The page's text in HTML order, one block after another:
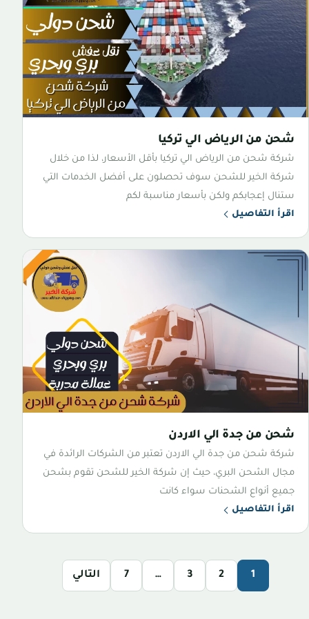
شحن من الرياض الي تركيا
شركة شحن من الرياض الي تركيا بأقل الأسعار، لذا من خلال
شركة الخير للشحن سوف تحصلون على أفضل الخدمات التي
ستنال إعجابكم ولكن بأسعار مناسبة لكم
اقرأ التفاصيل
شحن من جدة الي الاردن
شركة شحن من جدة الي الاردن تعتبر من الشركات الرائدة في
مجال الشحن البري، حيث إن شركة الخير للشحن تقوم بشحن
جميع أنواع الشحنات سواء كانت
اقرأ التفاصيل
1
2
3
…
7 التالي